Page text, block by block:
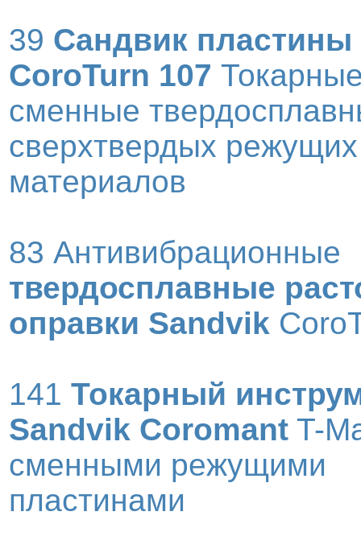
39 Сандвик пластины
CoroTurn 107
сменные
сверхтвердых режущих
материалов
83 Антивибрационные
твердосплавные
оправки Sandvik
141 Токарный
Sandvik Coromant T-
сменными режущими
пластинами